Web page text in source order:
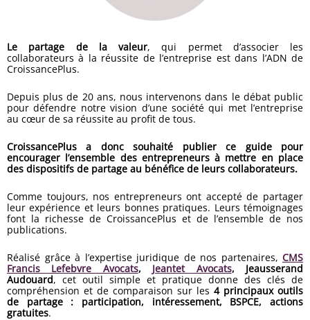
Le partage de la valeur, qui permet d’associer les
collaborateurs à la réussite de l’entreprise est dans l’ADN de
CroissancePlus.
Depuis plus de 20 ans, nous intervenons dans le débat public
pour défendre notre vision d’une société qui met l’entreprise
au cœur de sa réussite au profit de tous.
CroissancePlus a donc souhaité publier ce guide pour
encourager l’ensemble des entrepreneurs à mettre en place
des dispositifs de partage au bénéfice de leurs collaborateurs.
Comme toujours, nos entrepreneurs ont accepté de partager
leur expérience et leurs bonnes pratiques. Leurs témoignages
font la richesse de CroissancePlus et de l’ensemble de nos
publications.
Réalisé grâce à l’expertise juridique de nos partenaires, CMS
Francis Lefebvre Avocats, Jeantet Avocats, Jeausserand
Audouard, cet outil simple et pratique donne des clés de
compréhension et de comparaison sur les 4 principaux outils
de partage : participation, intéressement, BSPCE, actions
gratuites.